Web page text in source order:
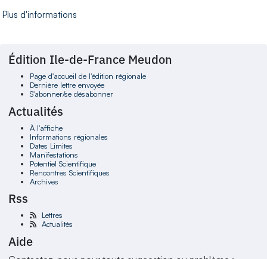
Plus d'informations
Édition Ile-de-France Meudon
Page d'accueil de l'édition régionale
Dernière lettre envoyée
S'abonner/se désabonner
Actualités
À l'affiche
Informations régionales
Dates Limites
Manifestations
Potentiel Scientifique
Rencontres Scientifiques
Archives
Rss
Lettres
Actualités
Aide